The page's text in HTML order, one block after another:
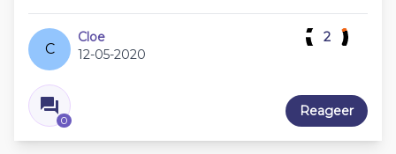
C
Cloe
12-05-2020
0
2
Reageer